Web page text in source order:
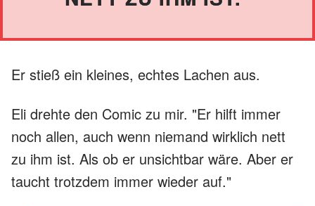
Er stieß ein kleines, echtes Lachen aus.
Eli drehte den Comic zu mir. "Er hilft immer
noch allen, auch wenn niemand wirklich nett
zu ihm ist. Als ob er unsichtbar wäre. Aber er
taucht trotzdem immer wieder auf."